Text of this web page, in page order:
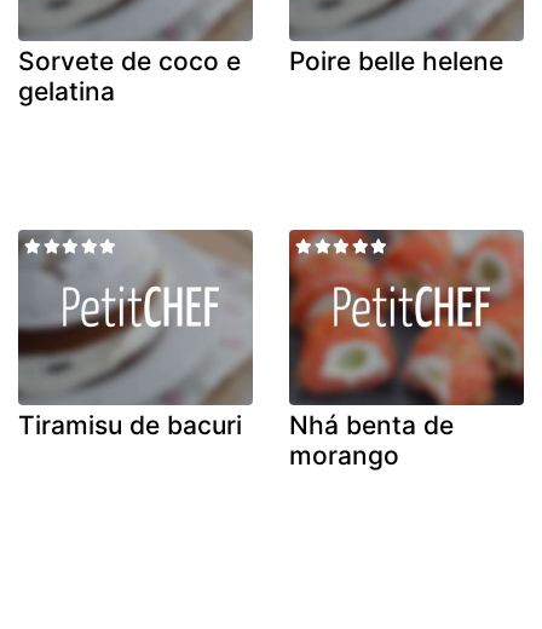
Sorvete de coco e
gelatina
Poire belle helene
Tiramisu de bacuri
Nhá benta de
morango